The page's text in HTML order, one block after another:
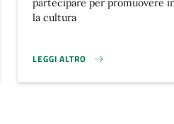
partecipare per promuovere
la cultura
LEGGI ALTRO
AVVISO PUBBLICO PER LA